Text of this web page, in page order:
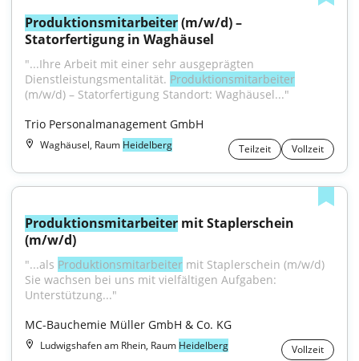
Produktionsmitarbeiter (m/w/d) –
Statorfertigung in Waghäusel
"...Ihre Arbeit mit einer sehr ausgeprägten
Dienstleistungsmentalität. Produktionsmitarbeiter
(m/w/d) – Statorfertigung Standort: Waghäusel..."
Trio Personalmanagement GmbH
Waghäusel, Raum Heidelberg Teilzeit Vollzeit
Produktionsmitarbeiter mit Staplerschein
(m/w/d)
"...als Produktionsmitarbeiter mit Staplerschein (m/w/d)
Sie wachsen bei uns mit vielfältigen Aufgaben:
Unterstützung..."
MC-Bauchemie Müller GmbH & Co. KG
Ludwigshafen am Rhein, Raum Heidelberg Vollzeit